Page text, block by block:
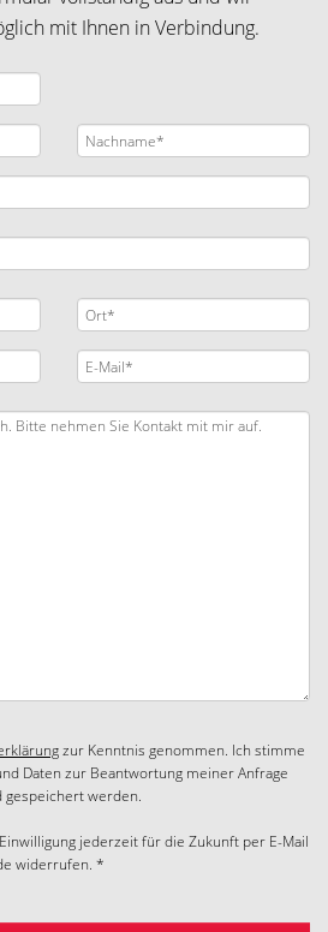
mit Ihnen in Verbindung.
zur Kenntnis genommen. Ich stimme
Daten zur Beantwortung meiner Anfrage
werden.
jederzeit für die Zukunft per E-Mail
widerrufen. *